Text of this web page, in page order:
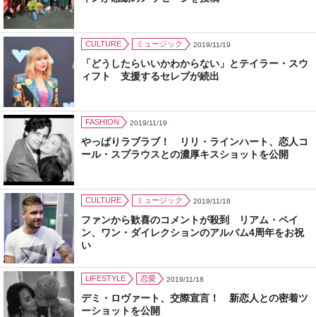
CULTURE ミュージック 2019/11/19
「どうしたらいいかわからない」とテイラー・スウ
ィフト 支援するセレブが続出
FASHION 2019/11/19
やっぱりラブラブ！ リリ・ラインハート、恋人コ
ール・スプラウスとの濃厚キスショットを公開
CULTURE ミュージック 2019/11/18
ファンから歓喜のコメントが殺到 リアム・ペイ
ン、ワン・ダイレクションのアルバム4周年をお祝
い
LIFESTYLE 恋愛 2019/11/18
デミ・ロヴァート、交際宣言！ 新恋人との密着ツ
ーショットを公開